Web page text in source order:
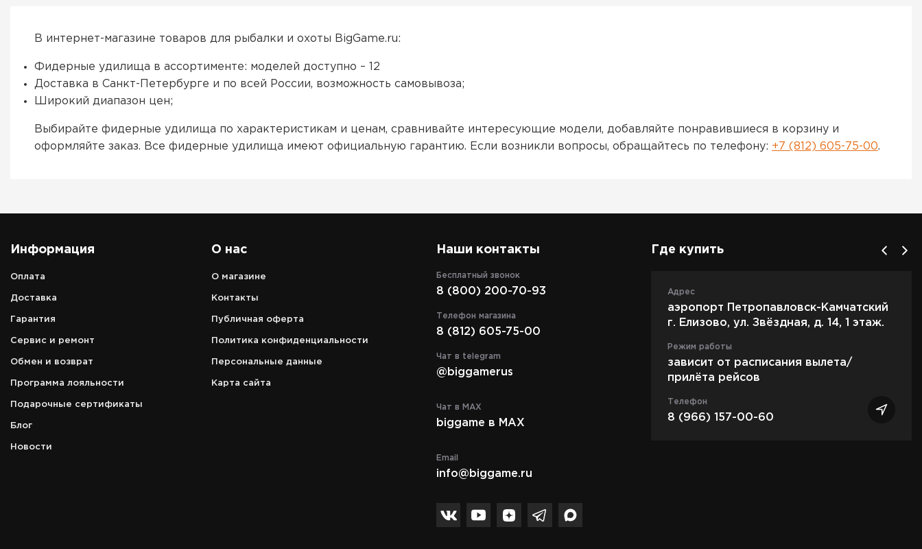
В интернет-магазине товаров для рыбалки и охоты BigGame.ru:
Фидерные удилища в ассортименте: моделей доступно – 12
Доставка в Санкт-Петербурге и по всей России, возможность самовывоза;
Широкий диапазон цен;
Выбирайте фидерные удилища по характеристикам и ценам, сравнивайте интересующие модели, добавляйте понравившиеся в корзину и
оформляйте заказ. Все фидерные удилища имеют официальную гарантию. Если возникли вопросы, обращайтесь по телефону: +7 (812) 605-75-00.
Информация
Оплата
Доставка
Гарантия
Сервис и ремонт
Обмен и возврат
Программа лояльности
Подарочные сертификаты
Блог
Новости
О нас
О магазине
Контакты
Публичная оферта
Политика конфиденциальности
Персональные данные
Карта сайта
Наши контакты
Бесплатный звонок
8 (800) 200-70-93
Телефон магазина
8 (812) 605-75-00
Чат в telegram
@biggamerus
Чат в MAX
biggame в MAX
Email
info@biggame.ru
Где купить
г. Елизово, ул. Звёздная, д. 14, 1 этаж.
зависит от расписания вылета/
Телефон
оружейном центре "Левша" ул.
Новгородская, д. 27, этаж 2
пн.—пт. 11:00—19:00
Адрес
аэропорт Петропавловск-Камчатский
г. Елизово, ул. Звёздная, д. 14, 1 этаж.
Режим работы
зависит от расписания вылета/
прилёта рейсов
Телефон
8 (966) 157-00-60